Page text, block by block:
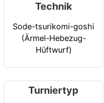
Technik
Sode-tsurikomi-goshi
(Ärmel-Hebezug-
Hüftwurf)
Turniertyp